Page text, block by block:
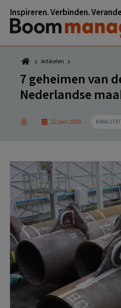
naar
hoofdnavigatie
naar
hoofd
inhoud
naar
eerste
sidebar
naar
voettekst
Inspireren. Verbinden.
Artikelen
7 geheimen van
Nederlandse
22 juni 2016